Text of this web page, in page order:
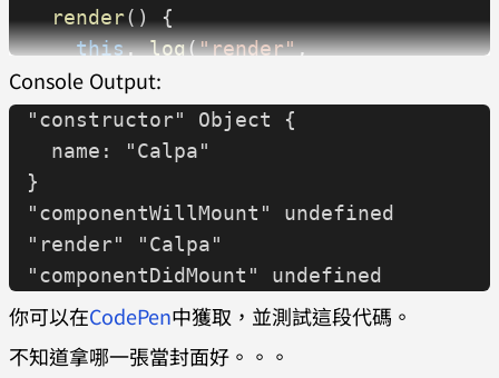
  render
() {
    this
._log("render" ,
this. props.
    return
<h1>
Hello,
{this. props. name
  componentWillMount
    this
._log("componentWillMount"
  }
  componentDidMount
() {
Console Output:
"constructor" Object {
  name: "Calpa"
}
"componentWillMount" undefined
"render" "Calpa"
"componentDidMount" undefined
你可以在CodePen中獲取，並測試這段代碼。
不知道拿哪一張當封面好。。。